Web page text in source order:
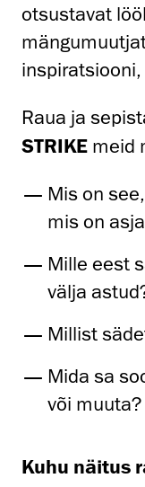
otsustavat
Raua ja
STRIKE meid
Mis on
mis on
Mille eest
välja
Millist
Mida sa
või muuta?
Kuhu näitus